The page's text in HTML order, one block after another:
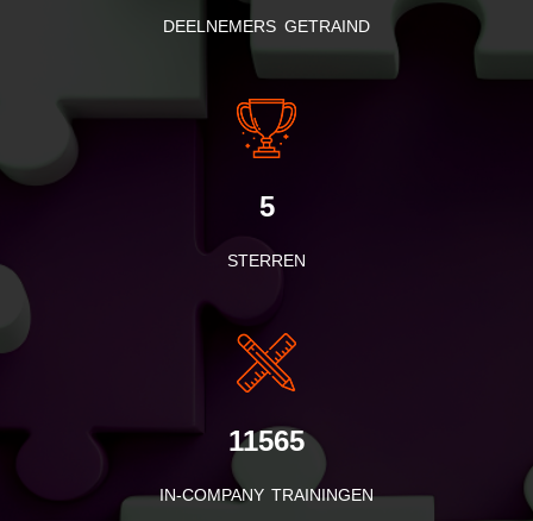
DEELNEMERS GETRAIND
5
STERREN
11565
IN-COMPANY TRAININGEN